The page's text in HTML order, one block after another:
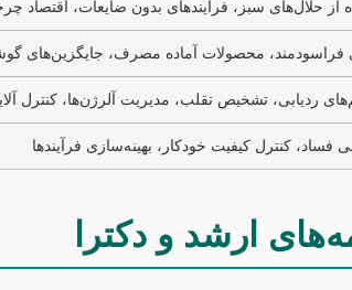
از حلال‌های سبز، فرآیندهای بدون ضایعات، اقتصاد
فراسودمند، محصولات آماده مصرف، جایگزین‌های
ردیابی، تشخیص تقلب، مدیریت آلرژن‌ها، کنترل
فساد، کنترل کیفیت خودکار، بهینه‌سازی فرآیندها
ارشد و دکترا